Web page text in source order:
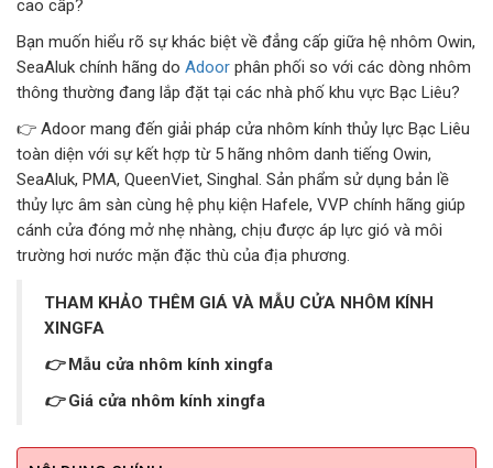
GIẾNG TRỜI TỰ ĐỘNG
cao cấp?
Bạn muốn hiểu rõ sự khác biệt về đẳng cấp giữa hệ nhôm Owin,
SeaAluk chính hãng do Adoor phân phối so với các dòng nhôm
thông thường đang lắp đặt tại các nhà phố khu vực Bạc Liêu?
👉 Adoor mang đến giải pháp cửa nhôm kính thủy lực Bạc Liêu
toàn diện với sự kết hợp từ 5 hãng nhôm danh tiếng Owin,
SeaAluk, PMA, QueenViet, Singhal. Sản phẩm sử dụng bản lề
thủy lực âm sàn cùng hệ phụ kiện Hafele, VVP chính hãng giúp
cánh cửa đóng mở nhẹ nhàng, chịu được áp lực gió và môi
trường hơi nước mặn đặc thù của địa phương.
THAM KHẢO THÊM GIÁ VÀ MẪU CỬA NHÔM KÍNH
XINGFA
👉Mẫu cửa nhôm kính xingfa
👉Giá cửa nhôm kính xingfa